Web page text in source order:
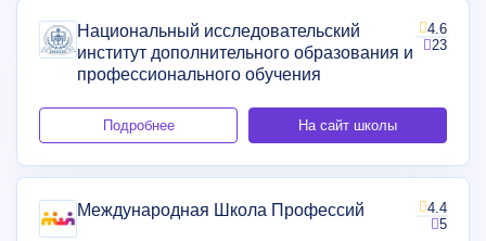
Национальный исследовательский
институт дополнительного образования и
профессионального обучения
4.6
23
Подробнее На сайт школы
Международная Школа Профессий
4.4
5